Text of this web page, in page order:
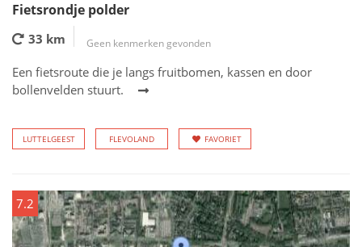
Fietsrondje polder
33 km Geen kenmerken gevonden
Een fietsroute die je langs fruitbomen, kassen en door
bollenvelden stuurt.
LUTTELGEEST FLEVOLAND FAVORIET
7.2